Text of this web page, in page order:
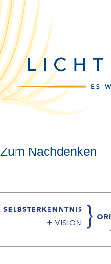
Zum Nachdenken